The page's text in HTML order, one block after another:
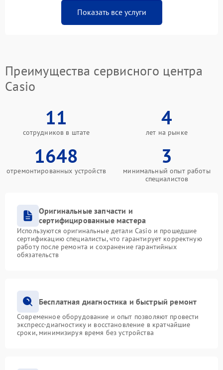
Показать все услуги
Преимущества сервисного центра
Casio
11
сотрудников в штате
4
лет на рынке
1648
отремонтированных устройств
3
минимальный опыт работы
специалистов
Оригинальные запчасти и
сертифицированные мастера
Используются оригинальные детали Casio и прошедшие
сертификацию специалисты, что гарантирует корректную
работу после ремонта и сохранение гарантийных
обязательств
Бесплатная диагностика и быстрый ремонт
Современное оборудование и опыт позволяют провести
экспресс-диагностику и восстановление в кратчайшие
сроки, минимизируя время без устройства